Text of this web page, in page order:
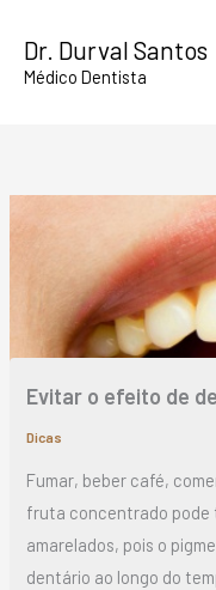
content
Dr. Durval Santos
Médico Dentista
Evitar o efeito de
Dicas
Fumar, beber café,
fruta concentrado pode
amarelados, pois o
dentário ao longo do